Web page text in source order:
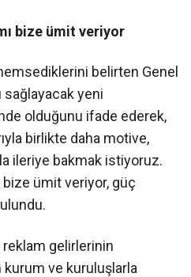
bize ümit veriyor
belirten Genel
sağlayacak yeni
olduğunu ifade ederek,
birlikte daha motive,
ileriye bakmak istiyoruz.
bize ümit veriyor, güç
reklam gelirlerinin
kurum ve kuruluşlarla